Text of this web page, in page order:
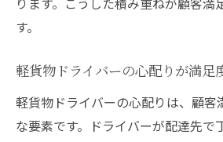
す。
軽貨物ドライバーの心配りが満足
軽貨物ドライバーの心配りは、顧客
な要素です。ドライバーが配達先で